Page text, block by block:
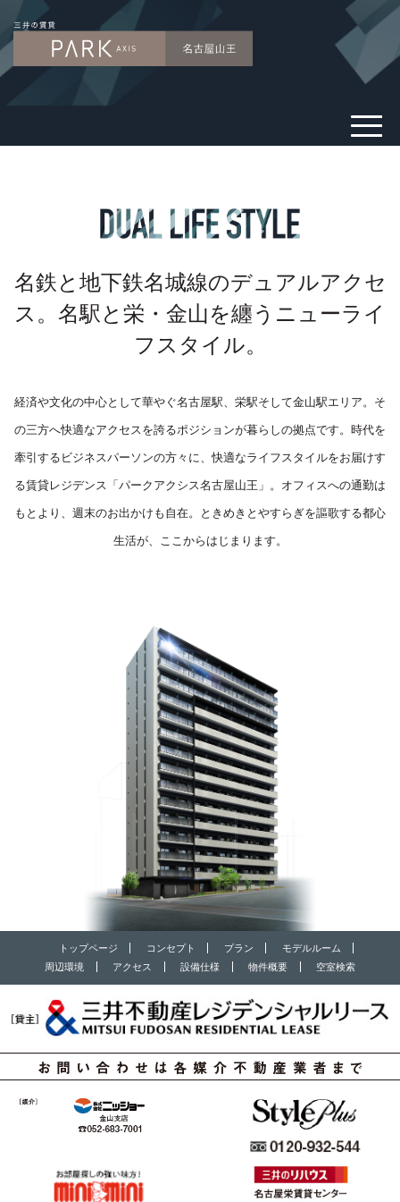
名鉄と地下鉄名城線のデュアルアクセ
ス。 名駅と栄・金山を纏うニューライ
フスタイル。
経済や文化の中心として華やぐ名古屋駅、栄駅そして金山駅エリア。 そ
の三方へ快適なアクセスを誇るポジションが暮らしの拠点です。 時代を
牽引するビジネスパーソンの方々に、快適なライフスタイルをお届けす
る賃貸レジデンス「パークアクシス名古屋山王」。 オフィスへの通勤は
もとより、週末のお出かけも自在。 ときめきとやすらぎを謳歌する都心
生活が、ここからはじまります。
トップページ コンセプト プラン
モデルルーム
周辺環境
アクセス 設備仕様 物件概要 空室検索